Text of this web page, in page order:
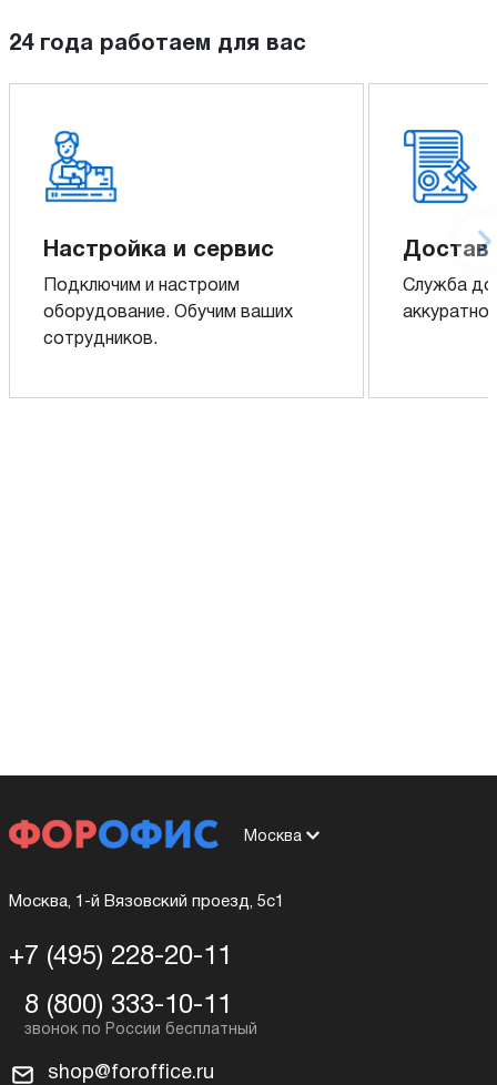
24 года работаем для вас
Настройка и сервис
Подключим и настроим
оборудование. Обучим ваших
сотрудников.
Служба
аккуратно
Москва
Москва, 1-й Вязовский проезд, 5с1
+7 (495) 228-20-11
8 (800) 333-10-11
shop@foroffice.ru